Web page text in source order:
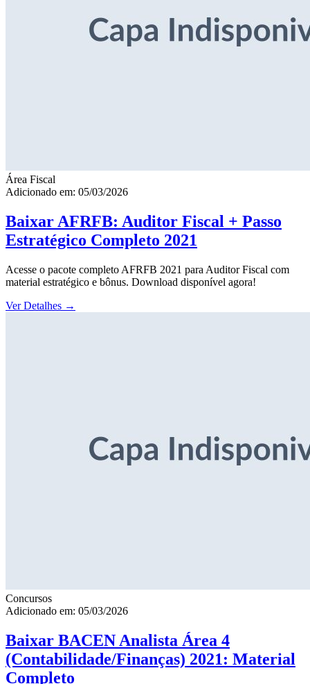
Área Fiscal
Adicionado em: 05/03/2026
Baixar AFRFB: Auditor Fiscal + Passo
Estratégico Completo 2021
Acesse o pacote completo AFRFB 2021 para Auditor Fiscal com
material estratégico e bônus. Download disponível agora!
Ver Detalhes →
Concursos
Adicionado em: 05/03/2026
Baixar BACEN Analista Área 4
(Contabilidade/Finanças) 2021: Material
Completo